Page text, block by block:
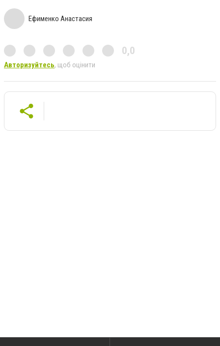
Ефименко Анастасия
0,0
Авторизуйтесь, щоб оцінити